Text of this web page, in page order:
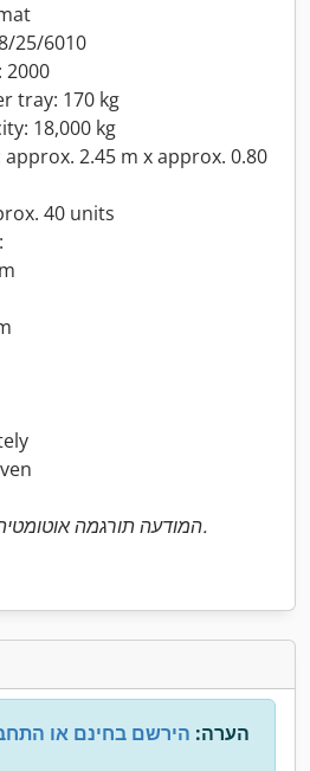
25/6010
2000
tray: 170 kg
18,000 kg
2.45 m x approx. 0.80
40 units
המודעה תורגמה אוטומטית. ייתכנו שגיאות בתרגום.
הערה: הירשם בחינם או